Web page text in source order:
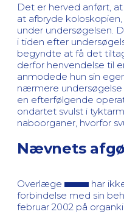
Det er herved anført,
at afbryde
under undersøgelsen.
i tiden efter
begyndte at få det
derfor henvendelse til
anmodede hun sin
nærmere undersøgelse
en efterfølgende
ondartet svulst i
naboorganer, hvorfor
Nævnets
Overlæge
har
forbindelse med sin
februar 2002 på